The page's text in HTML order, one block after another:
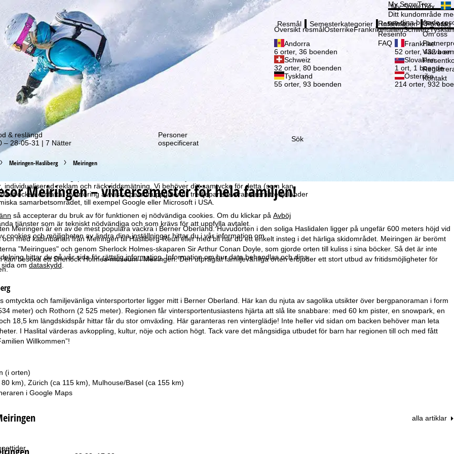
webbupplevelse hämtar vi användardata med hjälp av cookies, som vi – TravelTrex
individualiserad reklam och räckviddsmätning. Vi behöver ditt samtycke för detta (som kan
också omfattar överföring av vissa personuppgifter till tredjepartsleverantörer i tredjeländer
samarbetsområdet, till exempel Google eller Microsoft i USA.
så accepterar du bruk av för funktionen ej nödvändiga cookies. Om du klickar på Avböj
tjänster som är tekniskt nödvändiga och som krävs för att uppfylla avtalet.
cookies och möjligheten av ändra dina inställningar hittar du i vår information om
hittar du på vår sida förrättslig information. Information om hur data behandlas och dina
om dataskydd
erbjudande! Registrering
My SnowTrex
My SnowTrex
Ditt kundområde
om dina bokade
Resmål
Översikt resmålÖsterrikeFrankrikeItalienSchweiz
Andorra
6 orter, 36 boenden
Frankrike
52 orter, 432
Schweiz
32 orter, 80 boenden
Slovakien
1 ort, 1 boende
Tyskland
55 orter, 93 boenden
Österrike
214 orter, 932
Semesterkategorier Information
Reseinfo
Reseinfo
FAQ
Företag
Om oss
Om oss
Värva en
Kontakt
& reslängd
– 28-05-31 | 7 Nätter
Personer
ospecificerat
Sök
Meiringen-Hasliberg Meiringen
Meiringen – vintersemester för hela familjen!
Meiringen är en av de mest populära vackra i Berner Oberland. Huvudorten i den soliga Haslidalen ligger på ungefär 600 meters höjd vid
med kabinbanan från Meiringen till Hasliberg-Reuti eller med bil har du ett enkelt insteg i det härliga skidområdet. Meiringen är berömt
"Meiringues" och genom Sherlock Holmes-skaparen Sir Arthur Conan Doyle, som gjorde orten till kuliss i sina böcker. Så det är inte
kan besöka ett Sherlock Holmes-museum i Meiringen. Den utpräglat familjevänliga orten erbjuder ett stort utbud av fritidsmöjligheter för
omtyckta och familjevänliga vintersportorter ligger mitt i Berner Oberland. Här kan du njuta av sagolika utsikter över bergpanoraman i form
meter) och Rothorn (2 525 meter). Regionen får vintersportentusiastens hjärta att slå lite snabbare: med 60 km pister, en snowpark, en
18,5 km längdskidspår hittar får du stor omväxling. Här garanteras ren vinterglädje! Inte heller vid sidan om backen behöver man leta
I Haslital värderas avkoppling, kultur, nöje och action högt. Tack vare det mångsidiga utbudet för barn har regionen till och med fått
Willkommen”!
(i orten)
km), Zürich (ca 115 km), Mulhouse/Basel (ca 155 km)
i Google Maps
alla artiklar